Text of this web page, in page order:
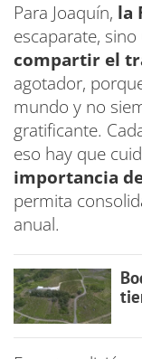
Para Joaquín, la
escaparate, sino
compartir el
agotador,
mundo y no
gratificante.
eso hay que
importancia
permita
anual.